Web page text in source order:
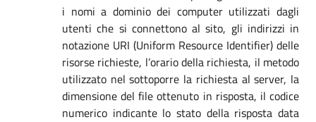
i nomi a dominio dei computer utilizzati dagli
utenti che si connettono al sito, gli indirizzi in
notazione URI (Uniform Resource Identifier) delle
risorse richieste, l’orario della richiesta, il metodo
utilizzato nel sottoporre la richiesta al server, la
dimensione del file ottenuto in risposta, il codice
numerico indicante lo stato della risposta data